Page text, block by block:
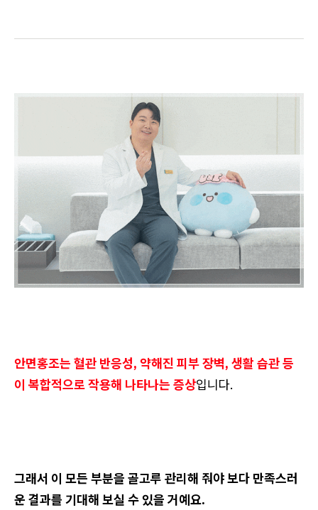
안면홍조는 혈관 반응성, 약해진 피부 장벽, 생활 습관 등
이 복합적으로 작용해 나타나는 증상입니다.
그래서 이 모든 부분을 골고루 관리해 줘야 보다 만족스러
운 결과를 기대해 보실 수 있을 거예요.